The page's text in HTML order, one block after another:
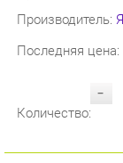
Последняя цена:
-